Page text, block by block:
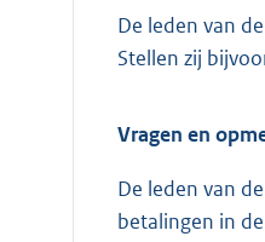
De leden van
Stellen zij
Vragen en
De leden van
betalingen in